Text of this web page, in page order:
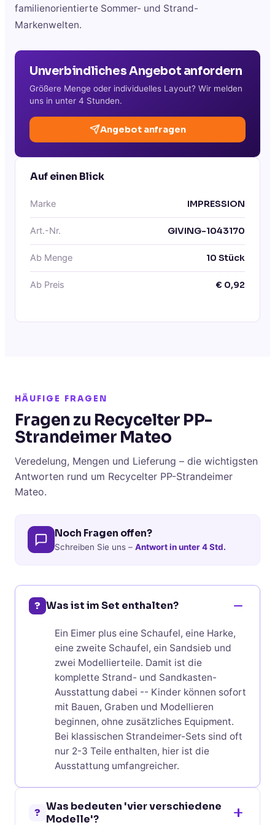
familienorientierte Sommer- und Strand-
Markenwelten.
Unverbindliches Angebot anfordern
Größere Menge oder individuelles Layout? Wir melden
uns in unter 4 Stunden.
Angebot anfragen
Auf einen Blick
Marke IMPRESSION
Art.-Nr. GIVING-1043170
Ab Menge 10 Stück
Ab Preis € 0,92
HÄUFIGE FRAGEN
Fragen zu Recycelter PP-
Strandeimer Mateo
Veredelung, Mengen und Lieferung – die wichtigsten
Antworten rund um Recycelter PP-Strandeimer
Mateo.
Noch Fragen offen?
Schreiben Sie uns – Antwort in unter 4 Std.
? Was ist im Set enthalten?
Ein Eimer plus eine Schaufel, eine Harke,
eine zweite Schaufel, ein Sandsieb und
zwei Modellierteile. Damit ist die
komplette Strand- und Sandkasten-
Ausstattung dabei -- Kinder können sofort
mit Bauen, Graben und Modellieren
beginnen, ohne zusätzliches Equipment.
Bei klassischen Strandeimer-Sets sind oft
nur 2-3 Teile enthalten, hier ist die
Ausstattung umfangreicher.
? Was bedeuten 'vier verschiedene
Modelle'?